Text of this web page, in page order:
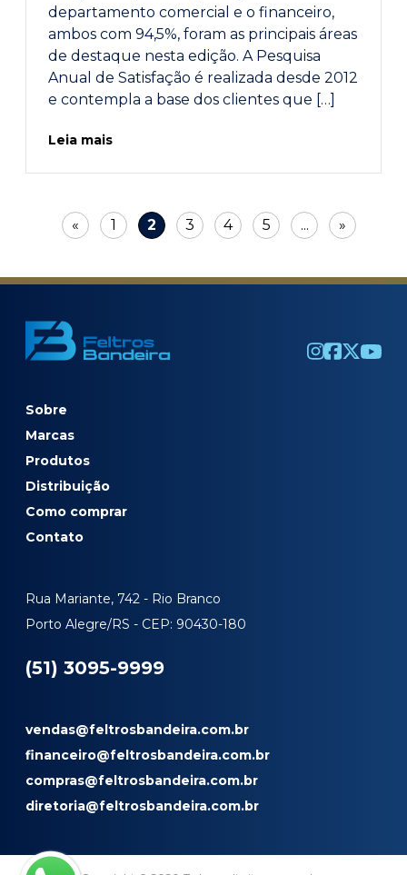
departamento comercial e o financeiro,
ambos com 94,5%, foram as principais áreas
de destaque nesta edição. A Pesquisa
Anual de Satisfação é realizada desde 2012
e contempla a base dos clientes que […]
Leia mais
« 1 2 3 4 5 ... »
Sobre
Marcas
Produtos
Distribuição
Como comprar
Contato
Rua Mariante, 742 - Rio Branco
Porto Alegre/RS - CEP: 90430-180
(51) 3095-9999
vendas@feltrosbandeira.com.br
financeiro@feltrosbandeira.com.br
compras@feltrosbandeira.com.br
diretoria@feltrosbandeira.com.br